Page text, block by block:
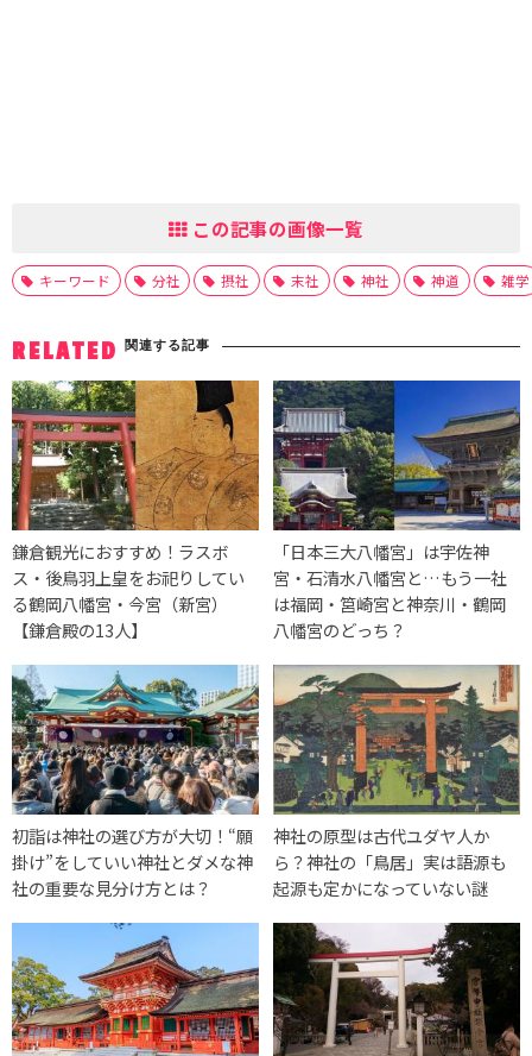
この記事の画像一覧
キーワード 分社 摂社 末社 神社 神道 雑学
RELATED 関連する記事
鎌倉観光におすすめ！ラスボ
ス・後鳥羽上皇をお祀りしてい
る鶴岡八幡宮・今宮（新宮）
【鎌倉殿の13人】
「日本三大八幡宮」は宇佐神
宮・石清水八幡宮と…もう一社
は福岡・筥崎宮と神奈川・鶴岡
八幡宮のどっち？
初詣は神社の選び方が大切！“願
掛け”をしていい神社とダメな神
社の重要な見分け方とは？
神社の原型は古代ユダヤ人か
ら？神社の「鳥居」実は語源も
起源も定かになっていない謎